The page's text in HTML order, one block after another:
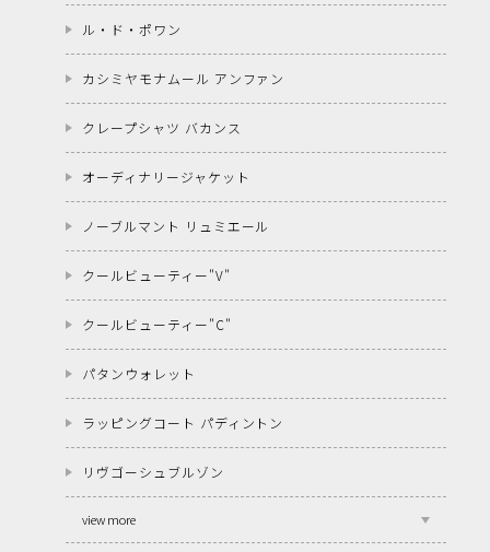
ル・ド・ポワン
カシミヤモナムール アンファン
クレープシャツ バカンス
オーディナリージャケット
ノーブルマント リュミエール
クールビューティー"V"
クールビューティー"C"
パタンウォレット
ラッピングコート パディントン
リヴゴーシュブルゾン
view more